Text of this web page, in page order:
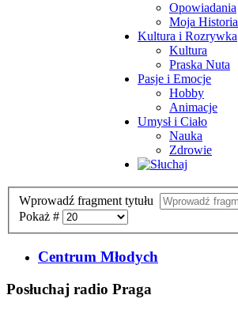
Opowiadania
Moja Historia
Kultura i Rozrywka
Kultura
Praska Nuta
Pasje i Emocje
Hobby
Animacje
Umysł i Ciało
Nauka
Zdrowie
Wprowadź fragment tytułu
Pokaż #
Centrum Młodych
Posłuchaj radio Praga